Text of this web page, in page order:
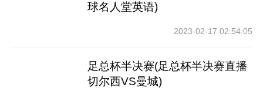
球名人堂英语)
2023-02-17 02:54:05
足总杯半决赛(足总杯半决赛直播
切尔西VS曼城)